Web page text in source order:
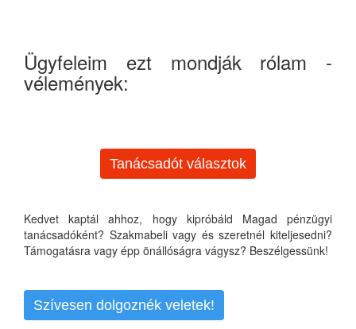
Ügyfeleim ezt mondják rólam -
vélemények:
Tanácsadót választok
Kedvet kaptál ahhoz, hogy kipróbáld Magad pénzügyi
tanácsadóként? Szakmabeli vagy és szeretnél kiteljesedni?
Támogatásra vagy épp önállóságra vágysz? Beszélgessünk!
Szívesen dolgoznék veletek!